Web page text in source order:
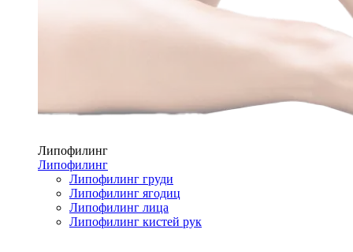
Липофилинг
Липофилинг
Липофилинг груди
Липофилинг ягодиц
Липофилинг лица
Липофилинг кистей рук